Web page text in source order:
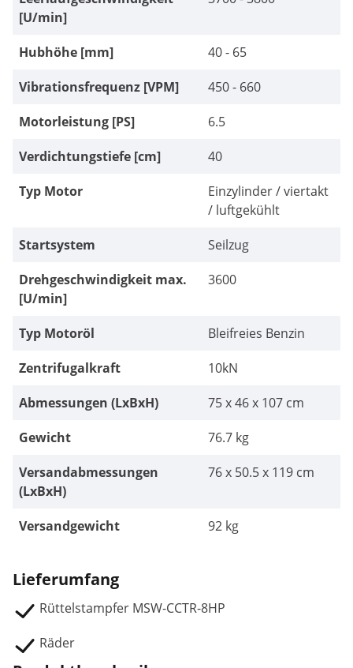
[U/min]
Hubhöhe [mm]
40 - 65
Vibrationsfrequenz [VPM]
450 - 660
Motorleistung [PS]
6.5
Verdichtungstiefe [cm]
40
Typ Motor
Einzylinder / viertakt
/ luftgekühlt
Startsystem
Seilzug
Drehgeschwindigkeit max.
[U/min]
3600
Typ Motoröl
Bleifreies Benzin
Zentrifugalkraft
10kN
Abmessungen (LxBxH)
75 x 46 x 107 cm
Gewicht
76.7 kg
Versandabmessungen
(LxBxH)
76 x 50.5 x 119 cm
Versandgewicht 92 kg
Lieferumfang
Rüttelstampfer MSW-CCTR-8HP
Räder